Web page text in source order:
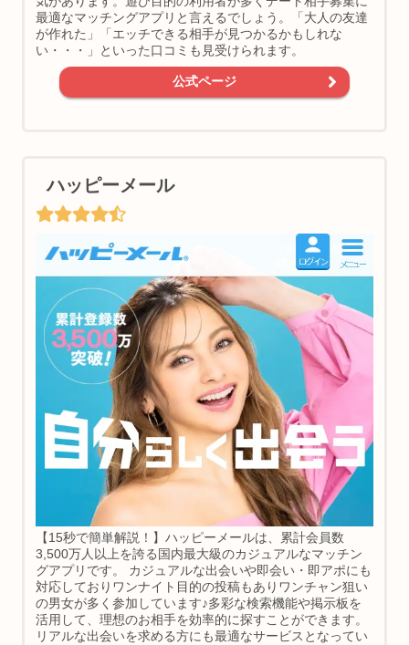
最適なマッチングアプリと言えるでしょう。「大人の友達
が作れた」「エッチできる相手が見つかるかもしれな
い・・・」といった口コミも見受けられます。
公式ページ
ハッピーメール
【15秒で簡単解説！】ハッピーメールは、累計会員数
3,500万人以上を誇る国内最大級のカジュアルなマッチン
グアプリです。 カジュアルな出会いや即会い・即アポにも
対応しておりワンナイト目的の投稿もありワンチャン狙い
の男女が多く参加しています♪多彩な検索機能や掲示板を
活用して、理想のお相手を効率的に探すことができます。
リアルな出会いを求める方にも最適なサービスとなってい